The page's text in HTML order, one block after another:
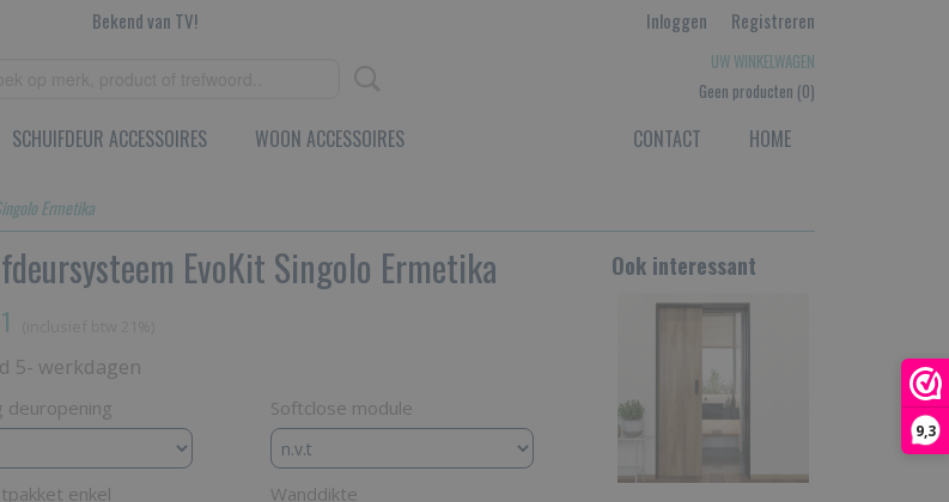
9,3
Bekend van TV! Inloggen Registreren
UW WINKELWAGEN
Geen producten (0)
HOME
CONTACT
SCHUIFDEUR ACCESSOIRES WOON ACCESSOIRES
Ermetika
EvoKit Singolo Ermetika
5- werkdagen
deuropening Softclose module
enkel Wanddikte
Ook interessant